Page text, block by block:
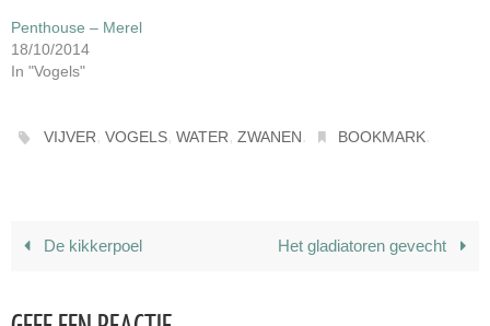
Penthouse – Merel
18/10/2014
In "Vogels"
VIJVER,VOGELS,WATER,ZWANEN. BOOKMARK.
De kikkerpoel Het gladiatoren gevecht